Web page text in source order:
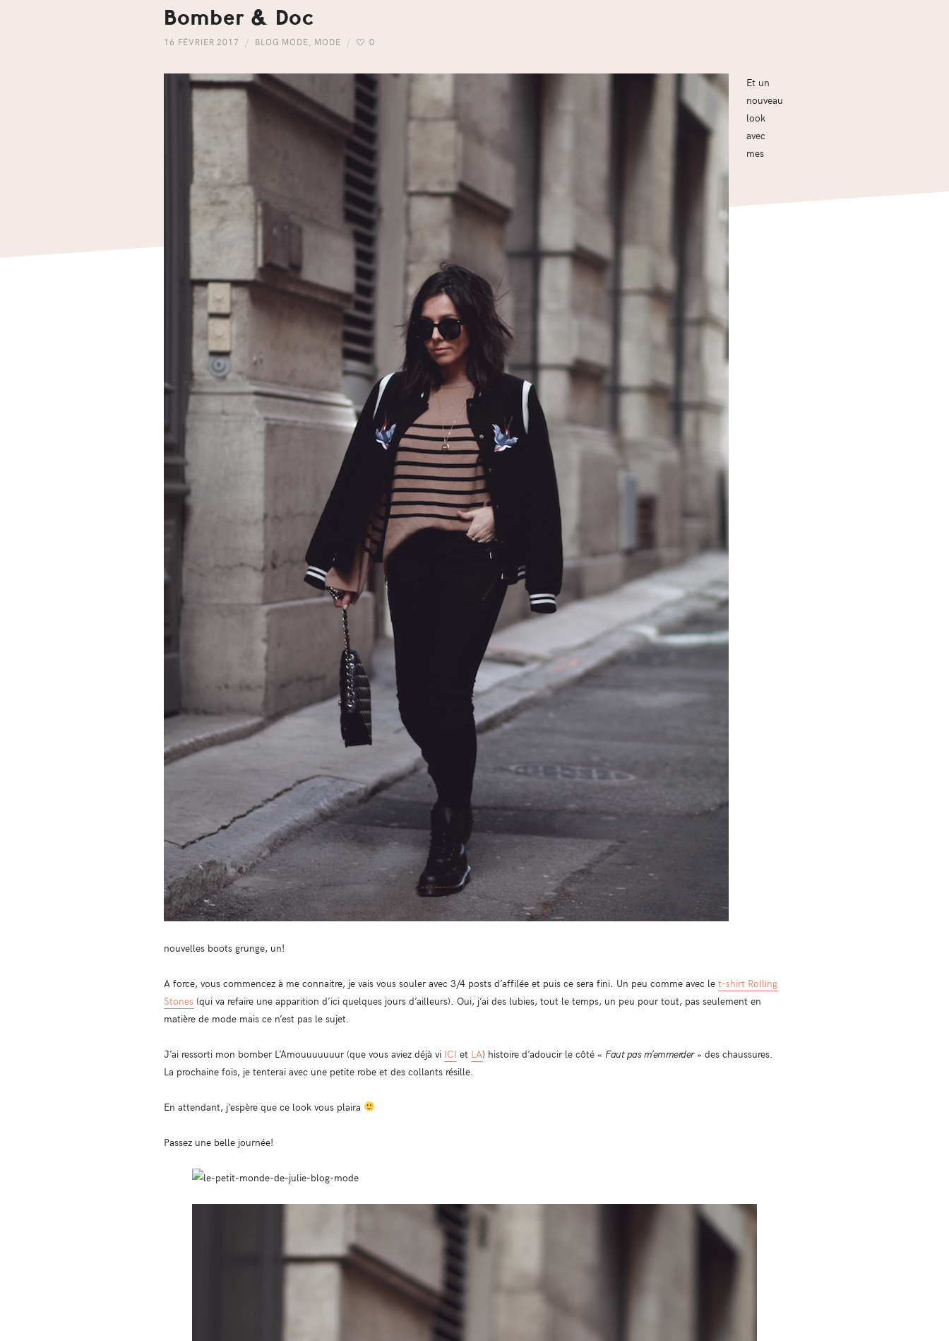
Bomber & Doc
16 FÉVRIER 2017 BLOG MODE MODE 0
Et un
nouveau
look
avec
mes
nouvelles boots grunge, un!
A force, vous commencez à me connaitre, je vais vous souler avec 3/4 posts d’affilée et puis ce sera fini. Un peu comme avec le t-shirt Rolling
Stones (qui va refaire une apparition d’ici quelques jours d’ailleurs). Oui, j’ai des lubies, tout le temps, un peu pour tout, pas seulement en
matière de mode mais ce n’est pas le sujet.
J’ai ressorti mon bomber L’Amouuuuuuur (que vous aviez déjà vi ICI et LA) histoire d’adoucir le côté « Faut pas m’emmerder» des chaussures.
La prochaine fois, je tenterai avec une petite robe et des collants résille.
En attendant, j’espère que ce look vous plaira
Passez une belle journée!